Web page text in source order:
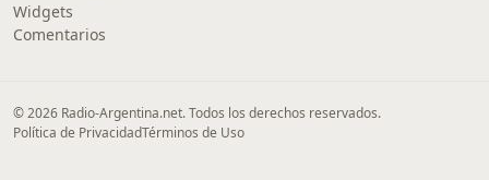
Widgets
Comentarios
© 2026 Radio-Argentina.net. Todos los derechos reservados.
Política de PrivacidadTérminos de Uso